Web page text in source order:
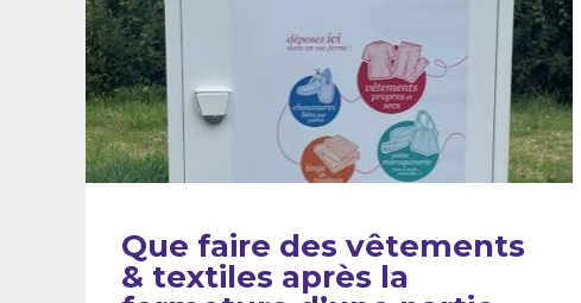
Que faire des vêtements
& textiles après la